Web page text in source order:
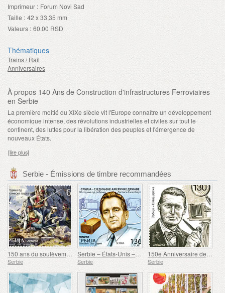
Imprimeur : Forum Novi Sad
Taille : 42 x 33,35 mm
Valeurs : 60.00 RSD
Thématiques
Trains / Rail
Anniversaires
À propos 140 Ans de Construction d'infrastructures Ferroviaires
en Serbie
La première moitié du XIXe siècle vit l'Europe connaître un développement
économique intense, des révolutions industrielles et civiles sur tout le
continent, des luttes pour la libération des peuples et l'émergence de
nouveaux États.
[lire plus]
Serbie - Émissions de timbre recommandées
150 ans du soulèvement de Nevesinje
Serbie
Serbie – États-Unis – 100e anniversaire de la naissance de Douglas Engelbart
Serbie
150e Anniversaire de la Naissance de Rodolphe Archibald Reiss
Serbie